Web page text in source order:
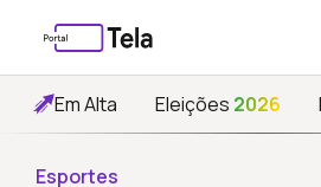
Em Alta Eleições 2026
Esportes